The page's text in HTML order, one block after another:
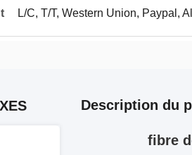
L/C, T/T, Western Union, Paypal,
Description du
fibre